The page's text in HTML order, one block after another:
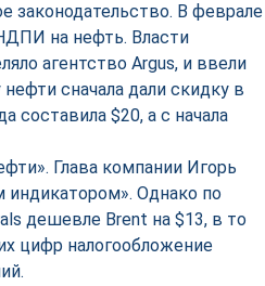
законодательство. В феврале
на нефть. Власти
агентство Argus, и ввели
сначала дали скидку в
составила $20, а с начала
Глава компании Игорь
Однако по
дешевле Brent на $13, в то
цифр налогообложение